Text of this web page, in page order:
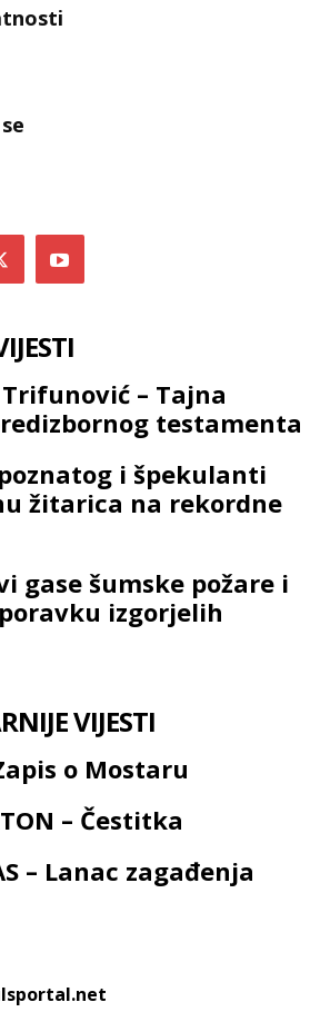
– Tajna
testamenta
i špekulanti
žitarica na rekordne
gase šumske požare i
izgorjelih
VIJESTI
o Mostaru
– Čestitka
– Lanac zagađenja